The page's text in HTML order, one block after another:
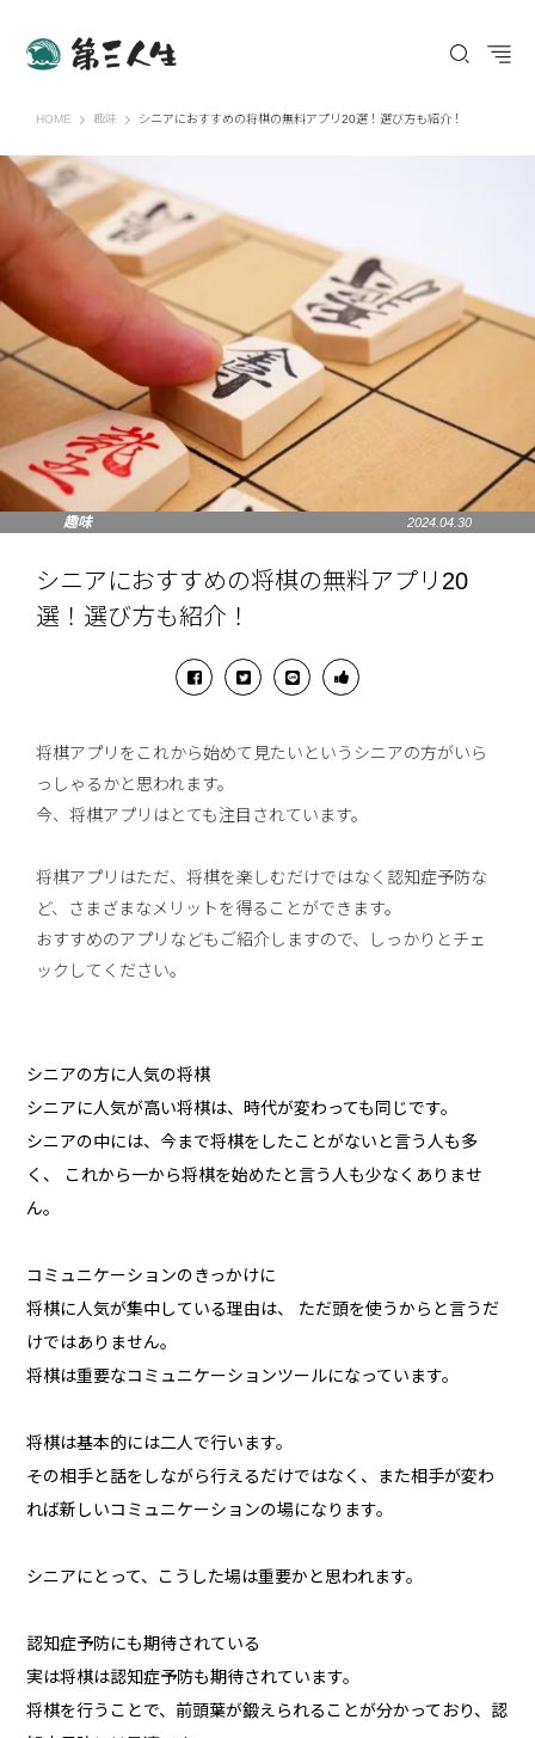
HOME 第三人生 〜寄り道の歩き方〜
趣味 シニアにおすすめの将棋の無料アプリ20選！選び方も紹介！
趣味 2024.04.30
シニアにおすすめの将棋の無料アプリ20
選！選び方も紹介！
将棋アプリをこれから始めて見たいというシニアの方がいら
っしゃるかと思われます。
今、将棋アプリはとても注目されています。
将棋アプリはただ、将棋を楽しむだけではなく認知症予防な
ど、さまざまなメリットを得ることができます。
おすすめのアプリなどもご紹介しますので、しっかりとチェ
ックしてください。
シニアの方に人気の将棋
シニアに人気が高い将棋は、時代が変わっても同じです。
シニアの中には、今まで将棋をしたことがないと言う人も多
く、 これから一から将棋を始めたと言う人も少なくありませ
ん。
コミュニケーションのきっかけに
将棋に人気が集中している理由は、 ただ頭を使うからと言うだ
けではありません。
将棋は重要なコミュニケーションツールになっています。
将棋は基本的には二人で行います。
その相手と話をしながら行えるだけではなく、また相手が変わ
れば新しいコミュニケーションの場になります。
シニアにとって、こうした場は重要かと思われます。
認知症予防にも期待されている
実は将棋は認知症予防も期待されています。
将棋を行うことで、前頭葉が鍛えられることが分かっており、認